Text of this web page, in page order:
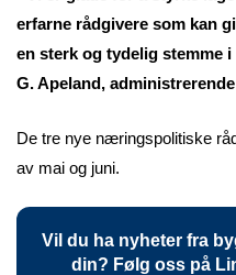
erfarne rådgivere som kan
en sterk og tydelig stemme
G. Apeland,
De tre nye næringspolitiske
av mai og juni.
Vil du ha nyheter fra
din? Følg oss på